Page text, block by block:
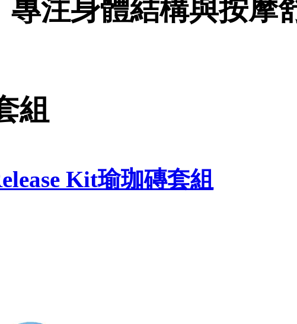
專注身體結構與按摩
組
Kit瑜珈磚套組